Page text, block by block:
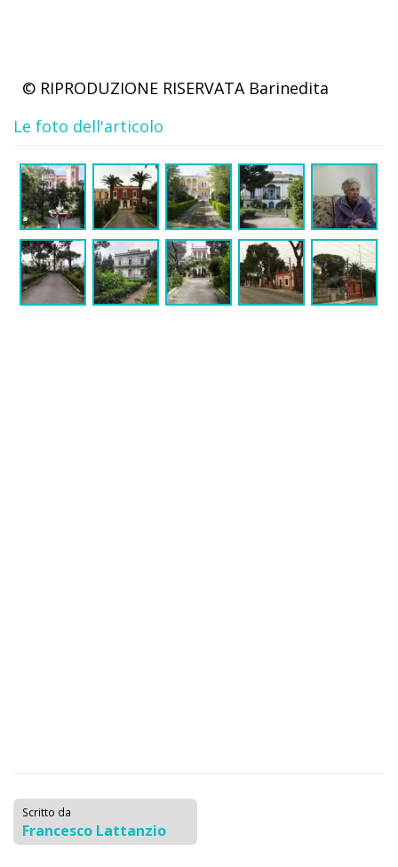
© RIPRODUZIONE RISERVATA Barinedita
Le foto dell'articolo
Scritto da
Francesco Lattanzio